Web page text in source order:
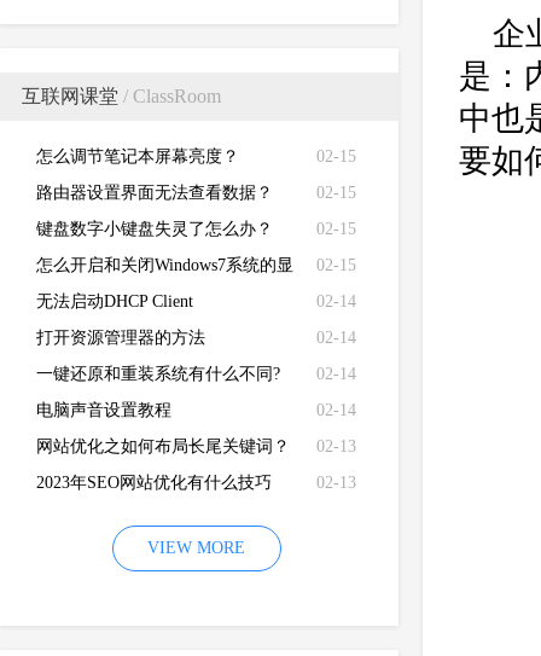
互联网课堂 / ClassRoom
02-15
怎么调节笔记本屏幕亮度？
02-15
路由器设置界面无法查看数据？
02-15
键盘数字小键盘失灵了怎么办？
02-15
怎么开启和关闭Windows7系统的显
卡硬件加速功能
02-14
无法启动DHCP Client
02-14
打开资源管理器的方法
02-14
一键还原和重装系统有什么不同?
02-14
电脑声音设置教程
02-13
网站优化之如何布局长尾关键词？
02-13
2023年SEO网站优化有什么技巧
VIEW MORE
企
是：
中也
要如